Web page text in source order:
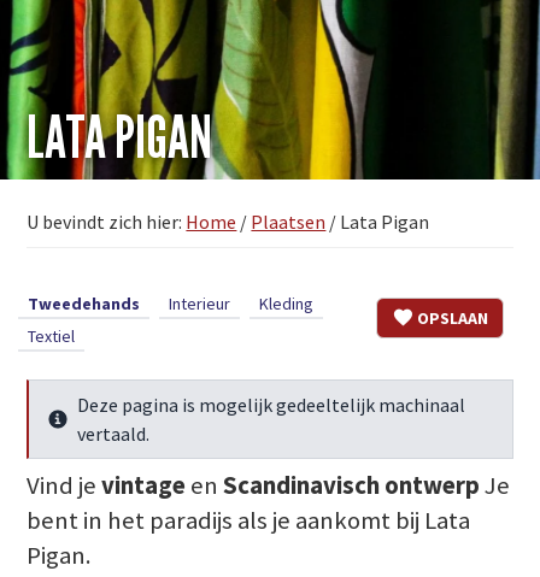
LATA PIGAN
U bevindt zich hier: Home / Plaatsen / Lata Pigan
OPSLAAN
Tweedehands Interieur
Kleding
Textiel
Meer info
Deze pagina is mogelijk gedeeltelijk machinaal
vertaald.
Vind jevintage enScandinavisch ontwerpJe
bent in het paradijs als je aankomt bij Lata
Pigan.